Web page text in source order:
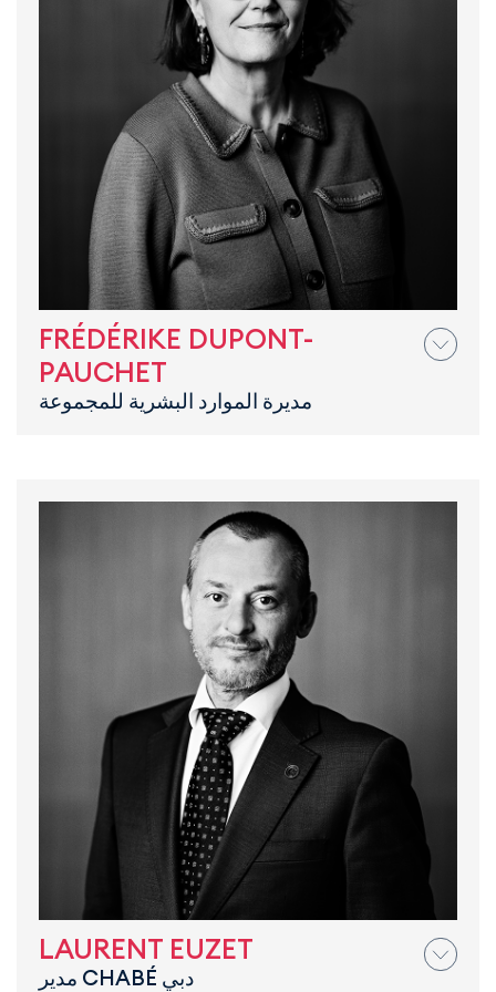
FRÉDÉRIKE DUPONT-
PAUCHET
مديرة الموارد البشرية للمجموعة
LAURENT EUZET
مدير CHABÉ دبي